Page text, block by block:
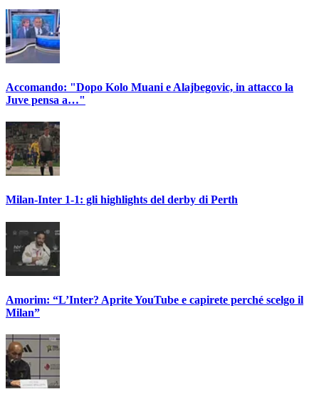
Accomando: "Dopo Kolo Muani e Alajbegovic, in attacco la
Juve pensa a…"
Milan-Inter 1-1: gli highlights del derby di Perth
Amorim: “L’Inter? Aprite YouTube e capirete perché scelgo il
Milan”